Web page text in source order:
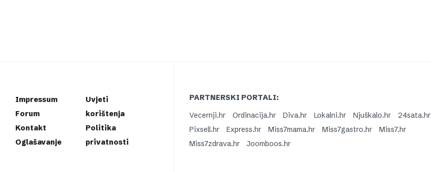
Impressum
Forum
Kontakt
Oglašavanje
Uvjeti
korištenja
Politika
privatnosti
PARTNERSKI PORTALI:
Vecernji.hr
Ordinacija.hr Diva.hr Lokalni.hr Njuškalo.hr
24sata.hr
Pixsell.hr
Express.hr Miss7mama.hr Miss7gastro.hr
Miss7.hr
Miss7zdrava.hr
Joomboos.hr